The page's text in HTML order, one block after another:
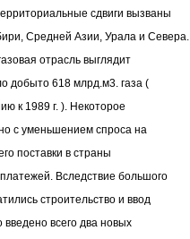
сдвиги вызваны
Средней Азии, Урала и Севера.
отрасль выглядит
добыто 618 млрд.м3. газа (
к 1989 г. ). Некоторое
с уменьшением спроса на
поставки в страны
Вследствие большого
строительство и ввод
всего два новых